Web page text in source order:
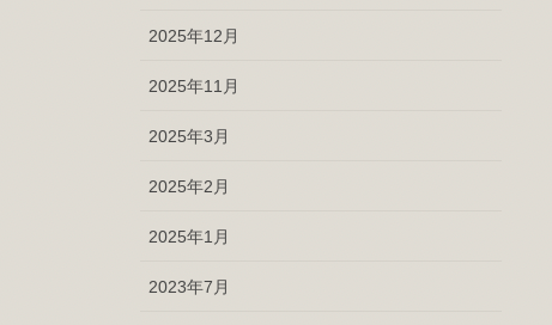
2025年12月
2025年11月
2025年3月
2025年2月
2025年1月
2023年7月